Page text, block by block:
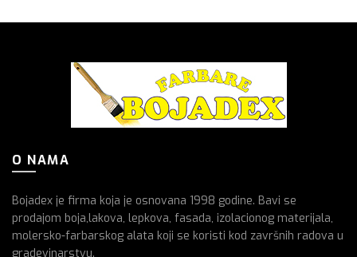
O NAMA
Bojadex je firma koja je osnovana 1998 godine. Bavi se
prodajom boja,lakova, lepkova, fasada, izolacionog materijala,
molersko-farbarskog alata koji se koristi kod završnih radova u
gradevinarstvu.